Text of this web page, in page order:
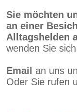
Sie möchten
an einer
Alltagshelden
wenden Sie
Email
an uns
Oder Sie rufen